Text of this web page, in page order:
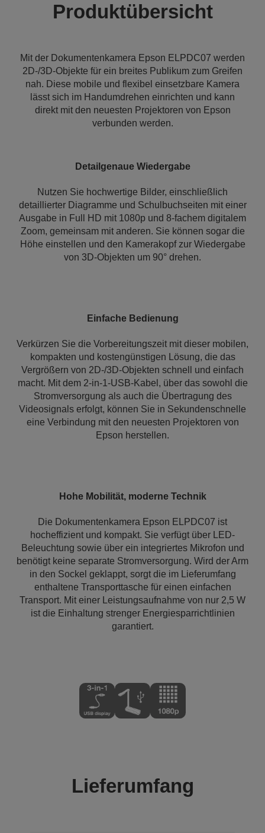
Produktübersicht
Mit der Dokumentenkamera Epson ELPDC07 werden
2D-/3D-Objekte für ein breites Publikum zum Greifen
nah. Diese mobile und flexibel einsetzbare Kamera
lässt sich im Handumdrehen einrichten und kann
direkt mit den neuesten Projektoren von Epson
verbunden werden.
Detailgenaue Wiedergabe
Nutzen Sie hochwertige Bilder, einschließlich
detaillierter Diagramme und Schulbuchseiten mit einer
Ausgabe in Full HD mit 1080p und 8-fachem digitalem
Zoom, gemeinsam mit anderen. Sie können sogar die
Höhe einstellen und den Kamerakopf zur Wiedergabe
von 3D-Objekten um 90° drehen.
Einfache Bedienung
Verkürzen Sie die Vorbereitungszeit mit dieser mobilen,
kompakten und kostengünstigen Lösung, die das
Vergrößern von 2D-/3D-Objekten schnell und einfach
macht. Mit dem 2-in-1-USB-Kabel, über das sowohl die
Stromversorgung als auch die Übertragung des
Videosignals erfolgt, können Sie in Sekundenschnelle
eine Verbindung mit den neuesten Projektoren von
Epson herstellen.
Hohe Mobilität, moderne Technik
Die Dokumentenkamera Epson ELPDC07 ist
hocheffizient und kompakt. Sie verfügt über LED-
Beleuchtung sowie über ein integriertes Mikrofon und
benötigt keine separate Stromversorgung. Wird der Arm
in den Sockel geklappt, sorgt die im Lieferumfang
enthaltene Transporttasche für einen einfachen
Transport. Mit einer Leistungsaufnahme von nur 2,5 W
ist die Einhaltung strenger Energiesparrichtlinien
garantiert.
Lieferumfang